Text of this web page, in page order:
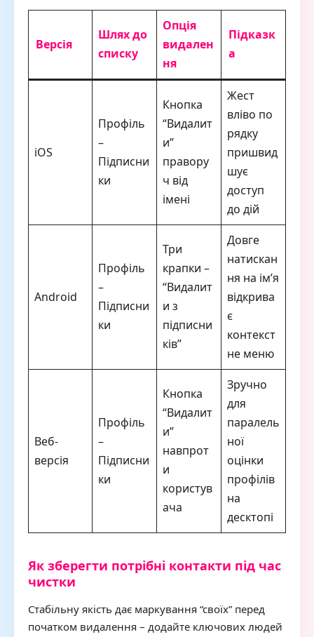
Версія
Шлях до
списку
Опція
видален
ня
Підказк
а
iOS
Профіль
–
Підписни
ки
Кнопка
“Видалит
и”
правору
ч від
імені
Жест
вліво по
рядку
пришвид
шує
доступ
до дій
Android
Профіль
–
Підписни
ки
Три
крапки –
“Видалит
и з
підписни
ків”
Довге
натискан
ня на ім’я
відкрива
є
контекст
не меню
Веб-
версія
Профіль
–
Підписни
ки
Кнопка
“Видалит
и”
навпрот
и
користув
ача
Зручно
для
паралель
ної
оцінки
профілів
на
десктопі
Як зберегти потрібні контакти під час
чистки
Стабільну якість дає маркування “своїх” перед
початком видалення – додайте ключових людей